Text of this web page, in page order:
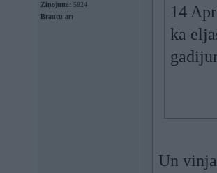
Ziņojumi: 5824
Braucu ar:
14
ka
Un